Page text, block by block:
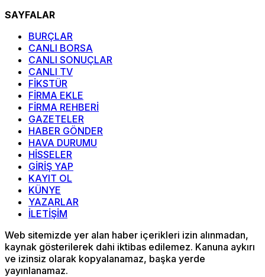
SAYFALAR
BURÇLAR
CANLI BORSA
CANLI SONUÇLAR
CANLI TV
FİKSTÜR
FİRMA EKLE
FİRMA REHBERİ
GAZETELER
HABER GÖNDER
HAVA DURUMU
HİSSELER
GİRİŞ YAP
KAYIT OL
KÜNYE
YAZARLAR
İLETİŞİM
Web sitemizde yer alan haber içerikleri izin alınmadan,
kaynak gösterilerek dahi iktibas edilemez. Kanuna aykırı
ve izinsiz olarak kopyalanamaz, başka yerde
yayınlanamaz.